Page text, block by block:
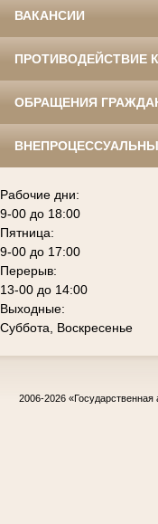
ВАКАНСИИ
ПРОТИВОДЕЙСТВИЕ
ОБРАЩЕНИЯ
Рабочие дни:
9-00 до 18:00
Пятница:
9-00 до 17:00
Перерыв:
13-00 до 14:00
Выходные:
Суббота, Воскресенье
2006-2026